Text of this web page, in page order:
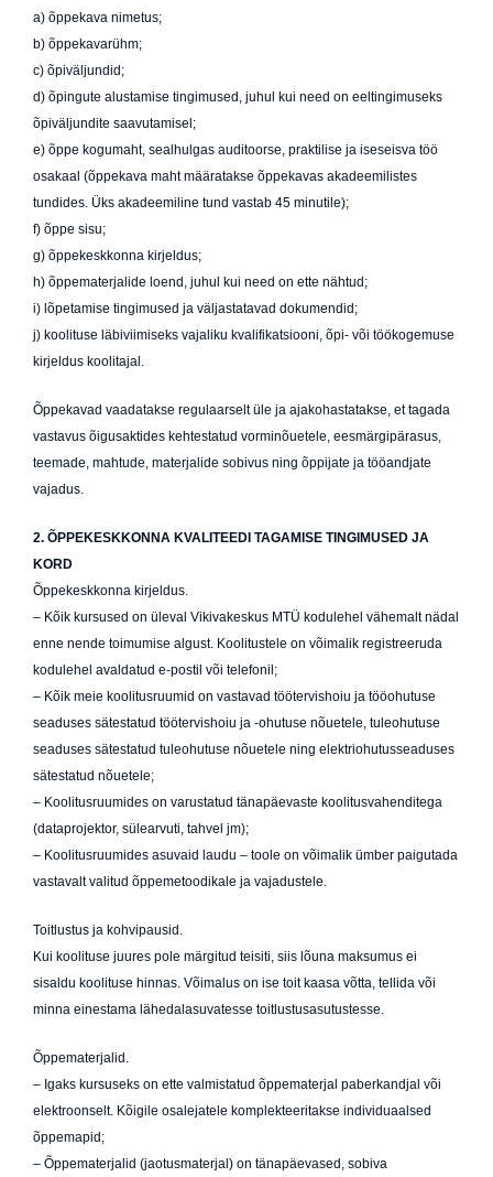
a) õppekava nimetus;
b) õppekavarühm;
c) õpiväljundid;
d) õpingute alustamise tingimused, juhul kui need on eeltingimuseks
õpiväljundite saavutamisel;
e) õppe kogumaht, sealhulgas auditoorse, praktilise ja iseseisva töö
osakaal (õppekava maht määratakse õppekavas akadeemilistes
tundides. Üks akadeemiline tund vastab 45 minutile);
f) õppe sisu;
g) õppekeskkonna kirjeldus;
h) õppematerjalide loend, juhul kui need on ette nähtud;
i) lõpetamise tingimused ja väljastatavad dokumendid;
j) koolituse läbiviimiseks vajaliku kvalifikatsiooni, õpi- või töökogemuse
kirjeldus koolitajal.
Õppekavad vaadatakse regulaarselt üle ja ajakohastatakse, et tagada
vastavus õigusaktides kehtestatud vorminõuetele, eesmärgipärasus,
teemade, mahtude, materjalide sobivus ning õppijate ja tööandjate
vajadus.
2. ÕPPEKESKKONNA KVALITEEDI TAGAMISE TINGIMUSED JA
KORD
Õppekeskkonna kirjeldus.
– Kõik kursused on üleval Vikivakeskus MTÜ kodulehel vähemalt nädal
enne nende toimumise algust. Koolitustele on võimalik registreeruda
kodulehel avaldatud e-postil või telefonil;
– Kõik meie koolitusruumid on vastavad töötervishoiu ja tööohutuse
seaduses sätestatud töötervishoiu ja -ohutuse nõuetele, tuleohutuse
seaduses sätestatud tuleohutuse nõuetele ning elektriohutusseaduses
sätestatud nõuetele;
– Koolitusruumides on varustatud tänapäevaste koolitusvahenditega
(dataprojektor, sülearvuti, tahvel jm);
– Koolitusruumides asuvaid laudu – toole on võimalik ümber paigutada
vastavalt valitud õppemetoodikale ja vajadustele.
Toitlustus ja kohvipausid.
Kui koolituse juures pole märgitud teisiti, siis lõuna maksumus ei
sisaldu koolituse hinnas. Võimalus on ise toit kaasa võtta, tellida või
minna einestama lähedalasuvatesse toitlustusasutustesse.
Õppematerjalid.
– Igaks kursuseks on ette valmistatud õppematerjal paberkandjal või
elektroonselt. Kõigile osalejatele komplekteeritakse individuaalsed
õppemapid;
– Õppematerjalid (jaotusmaterjal) on tänapäevased, sobiva